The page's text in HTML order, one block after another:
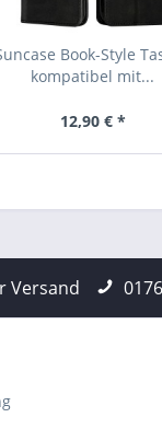
Book-Style
kompatibel mit...
12,90 € *
Versand